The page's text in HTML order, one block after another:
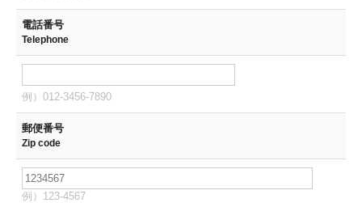
電話番号
Telephone
例）012-3456-7890
郵便番号
Zip code
例）123-4567